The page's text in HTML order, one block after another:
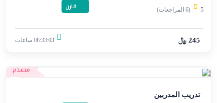
5 (6 المراجعات) قارن
245 ﷼ 08:33:03 ساعات
متقدم
تدريب المدربين